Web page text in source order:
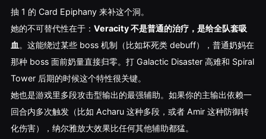
抽 1 的 Card Epiphany 来补这个洞。
她的不可替代性在于： Veracity 不是普通的治疗，是给全队套吸
血 。这能绕过某些 boss 机制（比如坏死类 debuff），普通奶妈在
那种 boss 面前奶量直接归零。打 Galactic Disaster 高难和 Spiral
Tower 后期的时候这个特性很关键。
她也是游戏里多段攻击型输出的最强辅助。如果你的主输出依赖一
回合内多次触发（比如 Acharu 这种多段，或者 Amir 这种防御转
化伤害），纳尔雅放大效果比任何其他辅助都猛。